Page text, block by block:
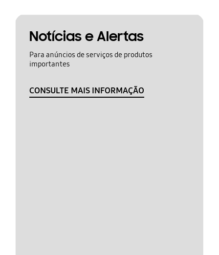
Notícias e Alertas
Para anúncios de serviços de produtos
importantes
CONSULTE MAIS INFORMAÇÃO